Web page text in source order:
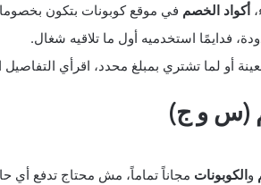
أكواد الخصم في موقع كوبونات بتكون
فدايمًا استخدميه أول ما تلاقيه شغال.
أو لما تشتري بمبلغ محدد، اقرأي
(س و ج)
و الكوبونات مجاناً تماماً، مش محتاج تدفع أي